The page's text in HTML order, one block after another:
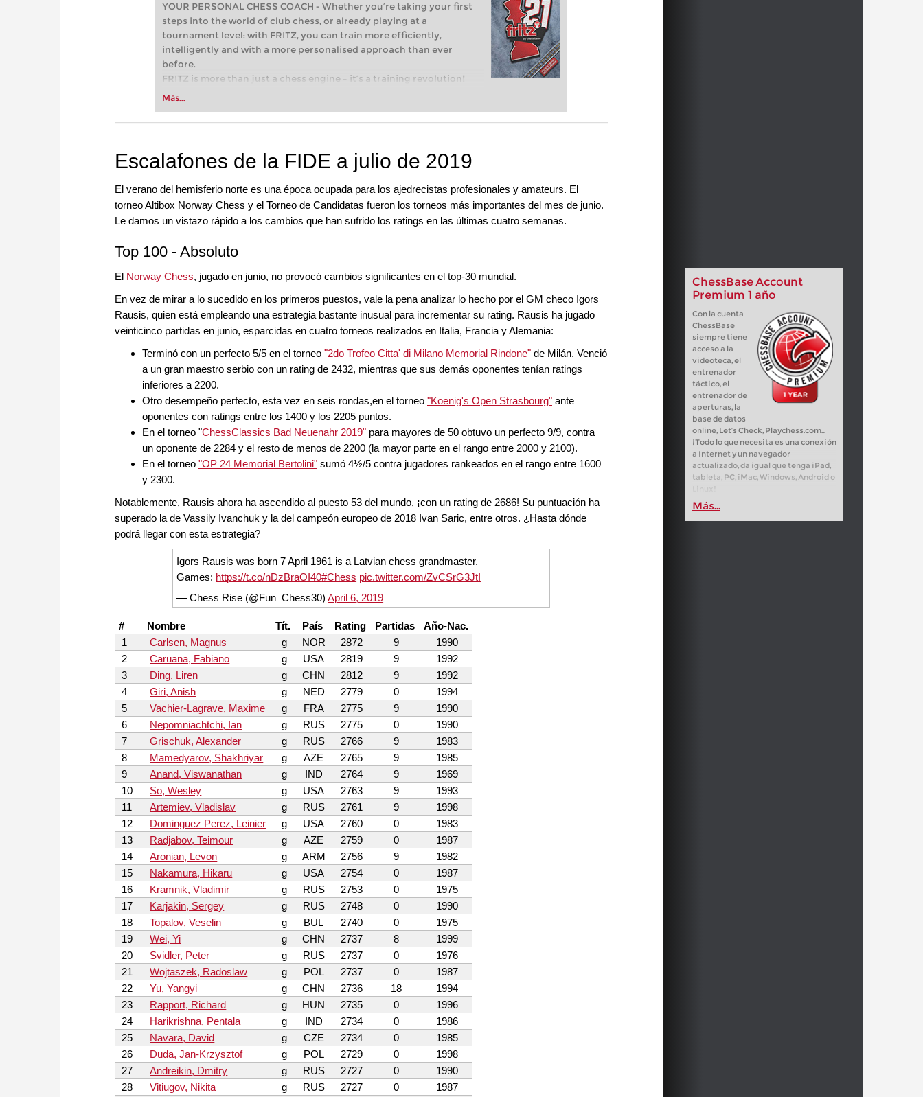
YOUR PERSONAL CHESS COACH - Whether you’re taking your first
steps into the world of club chess, or already playing at a
tournament level: with FRITZ, you can train more efficiently,
intelligently and with a more personalised approach than ever
before.
FRITZ is more than just a chess engine – it’s a training revolution!
Whether you’re taking your first steps into the world of club chess,
more efficiently, intelligently and with a more personalised
Más...
Escalafones de la FIDE a julio de 2019
El verano del hemisferio norte es una época ocupada para los ajedrecistas profesionales y amateurs. El
torneo Altibox Norway Chess y el Torneo de Candidatas fueron los torneos más importantes del mes de junio.
Le damos un vistazo rápido a los cambios que han sufrido los ratings en las últimas cuatro semanas.
Top 100 - Absoluto
ChessBase Account
Premium 1 año
Con la cuenta
ChessBase
siempre tiene
acceso a la
videoteca, el
entrenador
táctico, el
entrenador de
aperturas, la
base de datos
online, Let’s Check, Playchess.com...
¡Todo lo que necesita es una conexión
a Internet y un navegador
actualizado, da igual que tenga iPad,
tableta, PC, iMac, Windows, Android o
Más...
El Norway Chess, jugado en junio, no provocó cambios significantes en el top-30 mundial.
En vez de mirar a lo sucedido en los primeros puestos, vale la pena analizar lo hecho por el GM checo Igors
Rausis, quien está empleando una estrategia bastante inusual para incrementar su rating. Rausis ha jugado
veinticinco partidas en junio, esparcidas en cuatro torneos realizados en Italia, Francia y Alemania:
Terminó con un perfecto 5/5 en el torneo "2do Trofeo Citta' di Milano Memorial Rindone" de Milán. Venció
a un gran maestro serbio con un rating de 2432, mientras que sus demás oponentes tenían ratings
inferiores a 2200.
Otro desempeño perfecto, esta vez en seis rondas,en el torneo "Koenig's Open Strasbourg" ante
oponentes con ratings entre los 1400 y los 2205 puntos.
En el torneo "ChessClassics Bad Neuenahr 2019" para mayores de 50 obtuvo un perfecto 9/9, contra
un oponente de 2284 y el resto de menos de 2200 (la mayor parte en el rango entre 2000 y 2100).
En el torneo "OP 24 Memorial Bertolini" sumó 4½/5 contra jugadores rankeados en el rango entre 1600
y 2300.
Notablemente, Rausis ahora ha ascendido al puesto 53 del mundo, ¡con un rating de 2686! Su puntuación ha
superado la de Vassily Ivanchuk y la del campeón europeo de 2018 Ivan Saric, entre otros. ¿Hasta dónde
podrá llegar con esta estrategia?
Igors Rausis was born 7 April 1961 is a Latvian chess grandmaster.
Games: https://t.co/nDzBraOI40#Chess pic.twitter.com/ZvCSrG3JtI
— Chess Rise (@Fun_Chess30)April 6, 2019
# Nombre Tít. País Rating Partidas
Año-Nac.
1
Carlsen, Magnus g NOR 2872 9
1990
2
Caruana, Fabiano g USA 2819 9
1992
3
Ding, Liren g CHN 2812 9
1992
4
Giri, Anish g NED 2779 0
1994
5
Vachier-Lagrave, Maxime g FRA 2775 9
1990
6
Nepomniachtchi, Ian g RUS 2775 0
1990
7
Grischuk, Alexander g RUS 2766 9
1983
8
Mamedyarov, Shakhriyar g AZE 2765 9
1985
9
Anand, Viswanathan g IND 2764 9
1969
10
So, Wesley g USA 2763 9
1993
11
Artemiev, Vladislav g RUS 2761 9
1998
12
Dominguez Perez, Leinier g USA 2760 0
1983
13
Radjabov, Teimour g AZE 2759 0
1987
14
Aronian, Levon g ARM 2756 9
1982
15
Nakamura, Hikaru g USA 2754 0
1987
16
Kramnik, Vladimir g RUS 2753 0
1975
17
Karjakin, Sergey g RUS 2748 0
1990
18
Topalov, Veselin g BUL 2740 0
1975
19
Wei, Yi g CHN 2737 8
1999
20
Svidler, Peter g RUS 2737 0
1976
21
Wojtaszek, Radoslaw g POL 2737 0
1987
22
Yu, Yangyi g CHN 2736 18
1994
23
Rapport, Richard g HUN 2735 0
1996
24
Harikrishna, Pentala g IND 2734 0
1986
25
Navara, David g CZE 2734 0
1985
26
Duda, Jan-Krzysztof g POL 2729 0
1998
27
Andreikin, Dmitry g RUS 2727 0
1990
28
Vitiugov, Nikita g RUS 2727 0
1987